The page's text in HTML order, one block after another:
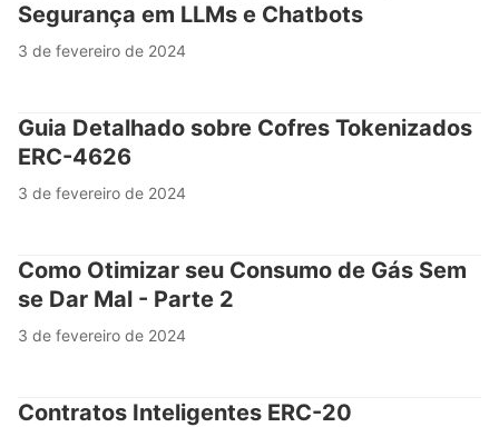
Segurança em LLMs e Chatbots
3 de fevereiro de 2024
Guia Detalhado sobre Cofres Tokenizados
ERC-4626
3 de fevereiro de 2024
Como Otimizar seu Consumo de Gás Sem
se Dar Mal - Parte 2
3 de fevereiro de 2024
Contratos Inteligentes ERC-20